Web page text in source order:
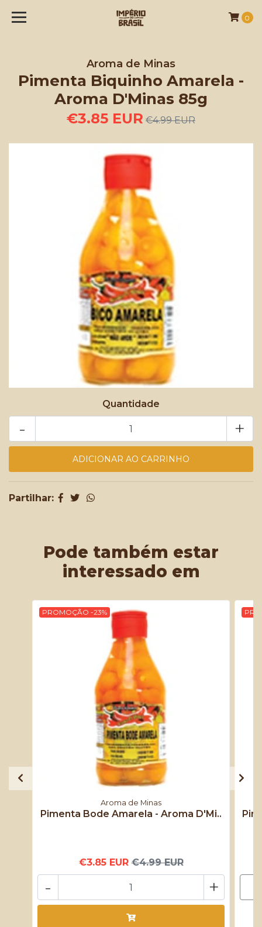
0
Aroma de Minas
Pimenta Biquinho Amarela -
Aroma D'Minas 85g
€3.85 EUR €4.99 EUR
Quantidade
+
-
Partilhar:
Pode também estar
interessado em
PROMOÇÃO -23%
Aroma de Minas
Pimenta Bode Amarela - Aroma D'Mi..
€3.85 EUR €4.99 EUR
+
-